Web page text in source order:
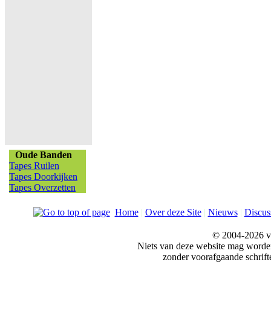
Oude Banden
Tapes Ruilen
Tapes Doorkijken
Tapes Overzetten
Home| Over deze Site| Nieuws|
© 2004-2026
Niets van deze website mag
zonder voorafgaande